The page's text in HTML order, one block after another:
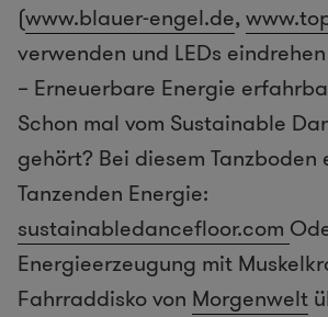
(www.blauer-engel.de,
verwenden und LEDs eindrehen
– Erneuerbare Energie
Schon mal vom Sustainable
gehört? Bei diesem Tanzboden
Tanzenden Energie:
sustainabledancefloor.com
Energieerzeugung mit
Fahrraddisko von Morgenwelt